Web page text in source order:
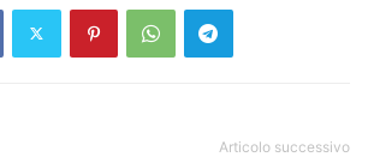
Articolo successivo